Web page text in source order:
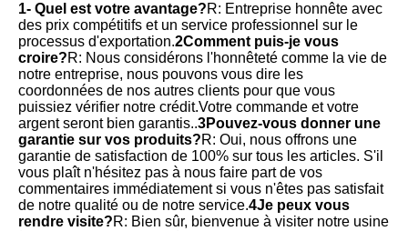
1- Quel est votre avantage?R: Entreprise honnête avec
des prix compétitifs et un service professionnel sur le
processus d'exportation.2Comment puis-je vous
croire?R: Nous considérons l'honnêteté comme la vie de
notre entreprise, nous pouvons vous dire les
coordonnées de nos autres clients pour que vous
puissiez vérifier notre crédit.Votre commande et votre
argent seront bien garantis..3Pouvez-vous donner une
garantie sur vos produits?R: Oui, nous offrons une
garantie de satisfaction de 100% sur tous les articles. S'il
vous plaît n'hésitez pas à nous faire part de vos
commentaires immédiatement si vous n'êtes pas satisfait
de notre qualité ou de notre service.4Je peux vous
rendre visite?R: Bien sûr, bienvenue à visiter notre usine